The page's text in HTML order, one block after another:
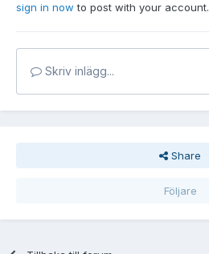
sign in now to post with your account.
Skriv inlägg...
Share
Följare